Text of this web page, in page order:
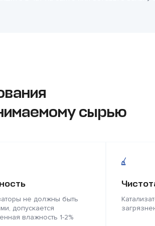
сырью
не должны быть
допускается
влажность 1-2%